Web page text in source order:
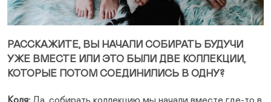
РАССКАЖИТЕ, ВЫ НАЧАЛИ СОБИРАТЬ БУДУЧИ
УЖЕ ВМЕСТЕ ИЛИ ЭТО БЫЛИ ДВЕ КОЛЛЕКЦИИ,
КОТОРЫЕ ПОТОМ СОЕДИНИЛИСЬ В ОДНУ?